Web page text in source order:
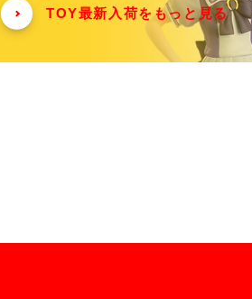
TOY最新入荷をもっと見る